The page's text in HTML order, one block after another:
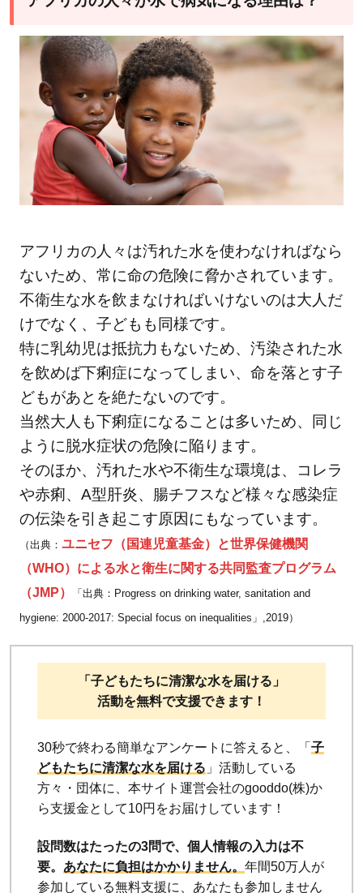
に
私
た
ち
で
き
る
こ
アフリカの人々は汚れた水を使わなければなら
ないため、常に命の危険に脅かされています。
不衛生な水を飲まなければいけないのは大人だ
けでなく、子どもも同様です。
特に乳幼児は抵抗力もないため、汚染された水
を飲めば下痢症になってしまい、命を落とす子
どもがあとを絶たないのです。
当然大人も下痢症になることは多いため、同じ
ように脱水症状の危険に陥ります。
そのほか、汚れた水や不衛生な環境は、コレラ
や赤痢、A型肝炎、腸チフスなど様々な感染症
の伝染を引き起こす原因にもなっています。
（出典： ユニセフ（国連児童基金）と世界保健機関
（WHO）による水と衛生に関する共同監査プログラム
（JMP）
「出典：Progress on drinking water, sanitation and
hygiene: 2000-2017: Special focus on inequalities」,2019）
「子どもたちに清潔な水を届ける」
活動を無料で支援できます！
30秒で終わる簡単なアンケートに答えると、「 子
どもたちに清潔な水を届ける 」活動している
方々・団体に、本サイト運営会社のgooddo(株)か
ら支援金として10円をお届けしています！
設問数はたったの3問で、個人情報の入力は不
要。 あなたに負担はかかりません。 年間50万人が
参加している無料支援に、あなたも参加しません